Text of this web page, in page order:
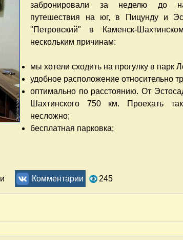
забронировали за неделю до
путешествия на юг, в Пицунду и
"Петровский" в Каменск-
нескольким причинам:
мы хотели сходить на прогулку в парк
удобное расположение относительно
оптимально по расстоянию. От
Шахтинского 750 км. Проехать
несложно;
бесплатная парковка;
ОтзывКомментарии 245